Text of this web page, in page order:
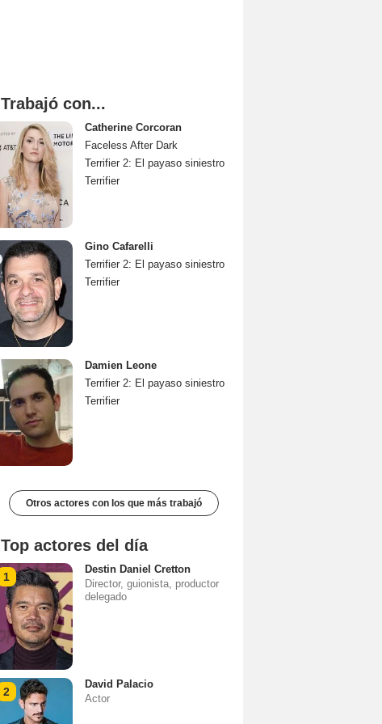
Trabajó con...
Catherine Corcoran
Faceless After Dark
Terrifier 2: El payaso siniestro
Terrifier
Gino Cafarelli
Terrifier 2: El payaso siniestro
Terrifier
Damien Leone
Terrifier 2: El payaso siniestro
Terrifier
Otros actores con los que más trabajó
Top actores del día
1
Destin Daniel Cretton
Director, guionista, productor
delegado
2
David Palacio
Actor